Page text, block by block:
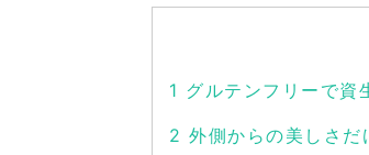
1 グルテンフリーで資
2 外側からの美しさだ